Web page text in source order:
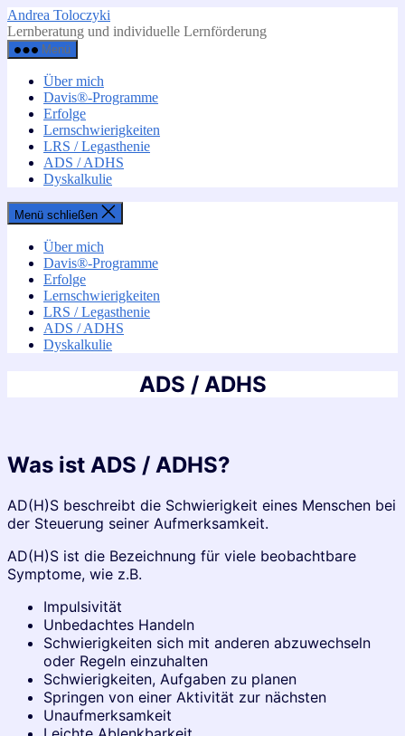
Zum
Inhalt
springen
Andrea Toloczyki
Lernberatung und individuelle Lernförderung
Menü
Über mich
Davis®-Programme
Erfolge
Lernschwierigkeiten
LRS / Legasthenie
ADS / ADHS
Dyskalkulie
Menü schließen
Über mich
Davis®-Programme
Erfolge
Lernschwierigkeiten
LRS / Legasthenie
ADS / ADHS
Dyskalkulie
ADS / ADHS
Was ist ADS / ADHS?
AD(H)S beschreibt die Schwierigkeit eines Menschen bei
der Steuerung seiner Aufmerksamkeit.
AD(H)S ist die Bezeichnung für viele beobachtbare
Symptome, wie z.B.
Impulsivität
Unbedachtes Handeln
Schwierigkeiten sich mit anderen abzuwechseln
oder Regeln einzuhalten
Schwierigkeiten, Aufgaben zu planen
Springen von einer Aktivität zur nächsten
Unaufmerksamkeit